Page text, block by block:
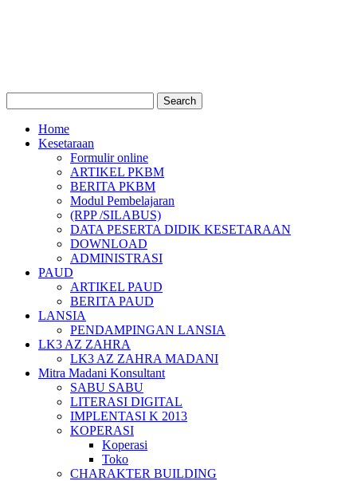
Home
Kesetaraan
Formulir online
ARTIKEL PKBM
BERITA PKBM
Modul Pembelajaran
(RPP /SILABUS)
DATA PESERTA DIDIK KESETARAAN
DOWNLOAD
ADMINISTRASI
PAUD
ARTIKEL PAUD
BERITA PAUD
LANSIA
PENDAMPINGAN LANSIA
LK3 AZ ZAHRA
LK3 AZ ZAHRA MADANI
Mitra Madani Konsultant
SABU SABU
LITERASI DIGITAL
IMPLENTASI K 2013
KOPERASI
Koperasi
Toko
CHARAKTER BUILDING